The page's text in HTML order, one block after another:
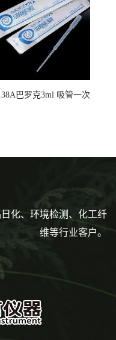
巴罗克3ml 吸管一次
化、环境检测、化工纤
维等行业客户。